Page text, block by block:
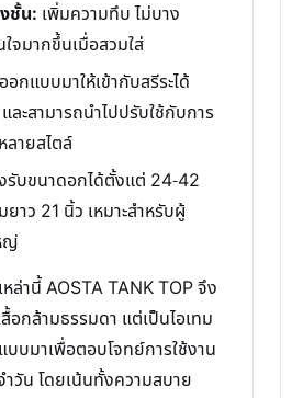
ชั้น: เพิ่มความทึบ ไม่บาง
จมากขึ้นเมื่อสวมใส่
ออกแบบมาให้เข้ากับสรีระได้
ละสามารถนำไปปรับใช้กับการ
ลายสไตล์
รับขนาดอกได้ตั้งแต่ 24-42
ยาว 21 นิ้ว เหมาะสำหรับผู้
ญ่
านี้ AOSTA TANK TOP จึง
อกล้ามธรรมดา แต่เป็นไอเทม
บมาเพื่อตอบโจทย์การใช้งาน
ำวัน โดยเน้นทั้งความสบาย